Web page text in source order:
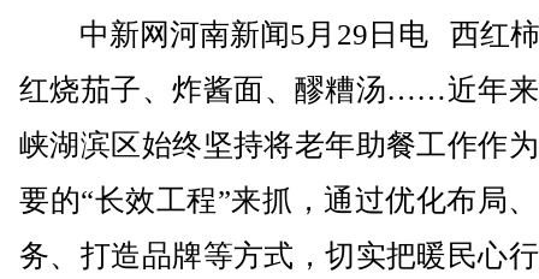
中新网河南新闻5月29日电 西红柿
红烧茄子、炸酱面、醪糟汤……近年
峡湖滨区始终坚持将老年助餐工作作
要的“长效工程”来抓，通过优化布局
务、打造品牌等方式，切实把暖民心